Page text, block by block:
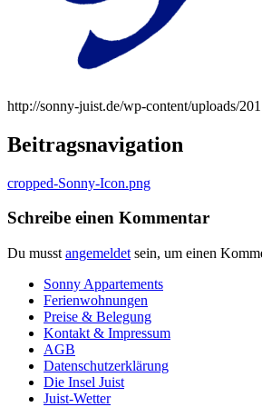
http://sonny-juist.de/wp-content/uploads/
Beitragsnavigation
cropped-Sonny-Icon.png
Schreibe einen Kommentar
Du musst angemeldet sein, um einen
Sonny Appartements
Ferienwohnungen
Preise & Belegung
Kontakt & Impressum
AGB
Datenschutzerklärung
Die Insel Juist
Juist-Wetter